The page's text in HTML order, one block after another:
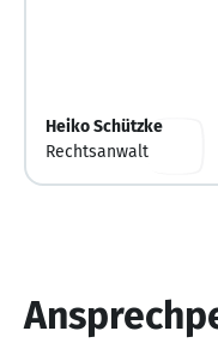
Heiko Schützke
Rechtsanwalt